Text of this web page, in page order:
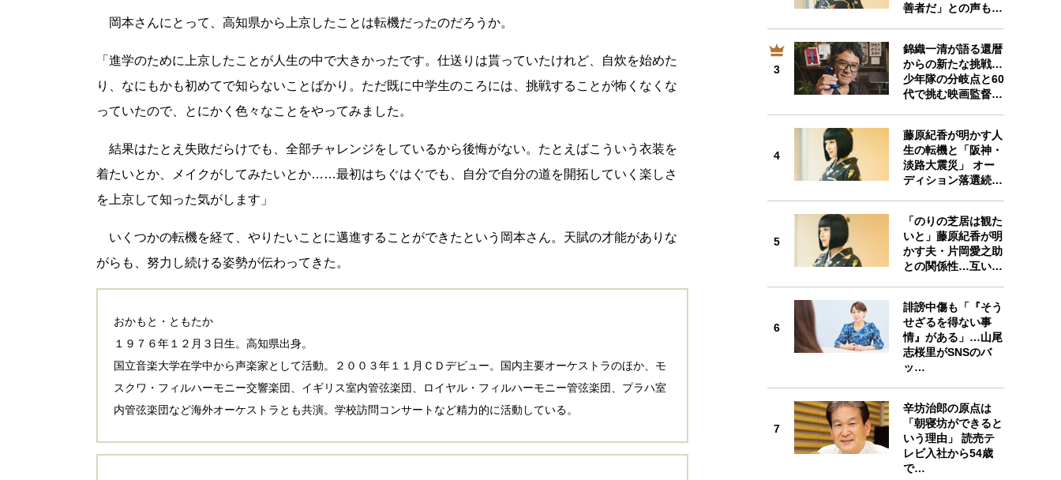
岡本さんにとって、高知県から上京したことは転機だったのだろうか。
「進学のために上京したことが人生の中で大きかったです。仕送りは貰っていたけれど、自炊を始めた
り、なにもかも初めてで知らないことばかり。ただ既に中学生のころには、挑戦することが怖くなくな
っていたので、とにかく色々なことをやってみました。
結果はたとえ失敗だらけでも、全部チャレンジをしているから後悔がない。たとえばこういう衣装を
着たいとか、メイクがしてみたいとか……最初はちぐはぐでも、自分で自分の道を開拓していく楽しさ
を上京して知った気がします」
いくつかの転機を経て、やりたいことに邁進することができたという岡本さん。天賦の才能がありな
がらも、努力し続ける姿勢が伝わってきた。
おかもと・ともたか
１９７６年１２月３日生。高知県出身。
国立音楽大学在学中から声楽家として活動。２００３年１１月ＣＤデビュー。国内主要オーケストラのほか、モ
スクワ・フィルハーモニー交響楽団、イギリス室内管弦楽団、ロイヤル・フィルハーモニー管弦楽団、プラハ室
内管弦楽団など海外オーケストラとも共演。学校訪問コンサートなど精力的に活動している。
善者だ」との声も…
3
錦織一清が語る還暦
からの新たな挑戦…
少年隊の分岐点と60
代で挑む映画監督…
4
藤原紀香が明かす人
生の転機と「阪神・
淡路大震災」 オー
ディション落選続…
5
「のりの芝居は観た
いと」藤原紀香が明
かす夫・片岡愛之助
との関係性…互い…
6
誹謗中傷も「『そう
せざるを得ない事
情』がある」…山尾
志桜里がSNSのバ
ッ…
7
辛坊治郎の原点は
「朝寝坊ができると
いう理由」 読売テ
レビ入社から54歳
で…